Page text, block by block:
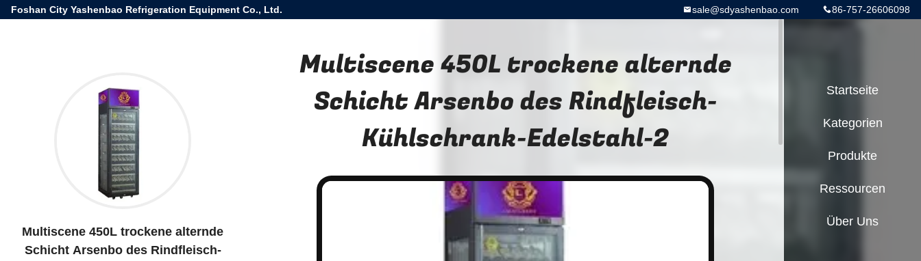
Foshan City Yashenbao Refrigeration Equipment Co., Ltd. 86-757-26606098
sale@sdyashenbao.com
Multiscene 450L trockene alternde
Schicht Arsenbo des Rindfleisch-
Multiscene 450L trockene alternde
Schicht Arsenbo des Rindfleisch-
Kühlschrank-Edelstahl-2
Startseite
Kategorien
Produkte
Ressourcen
Über Uns